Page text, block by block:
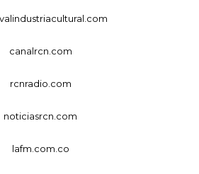
canalrcn.com
rcnradio.com
noticiasrcn.com
lafm.com.co